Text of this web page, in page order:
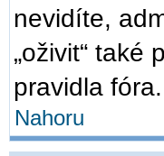
nevidíte,
„oživit“
pravidla fóra.
Nahoru